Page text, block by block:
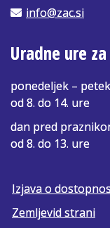
info@zac.si
Uradne ure
ponedeljek – petek
od 8. do 14. ure
dan pred
od 8. do 13. ure
Izjava o
Zemljevid strani